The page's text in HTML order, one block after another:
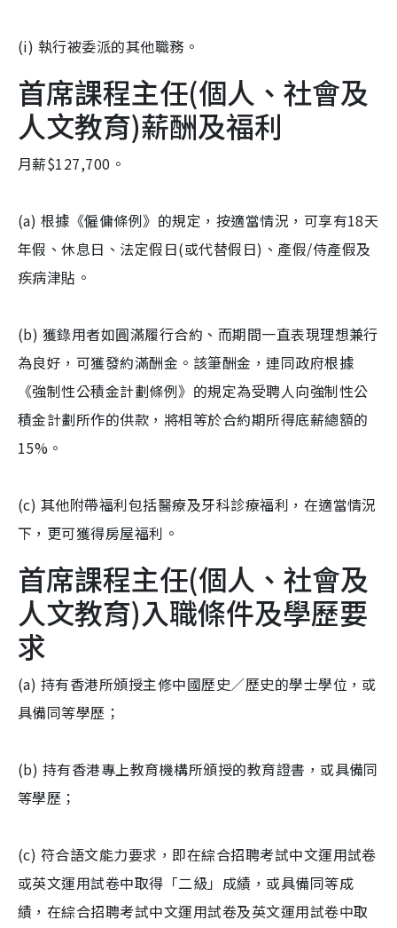
(i) 執行被委派的其他職務。
首席課程主任(個人、社會及
人文教育)薪酬及福利
月薪$127,700。
(a) 根據《僱傭條例》的規定，按適當情況，可享有18天
年假、休息日、法定假日(或代替假日)、產假/侍產假及
疾病津貼。
(b) 獲錄用者如圓滿履行合約、而期間一直表現理想兼行
為良好，可獲發約滿酬金。該筆酬金，連同政府根據
《強制性公積金計劃條例》的規定為受聘人向強制性公
積金計劃所作的供款，將相等於合約期所得底薪總額的
15%。
(c) 其他附帶福利包括醫療及牙科診療福利，在適當情況
下，更可獲得房屋福利。
首席課程主任(個人、社會及
人文教育)入職條件及學歷要
求
(a) 持有香港所頒授主修中國歷史／歷史的學士學位，或
具備同等學歷；
(b) 持有香港專上教育機構所頒授的教育證書，或具備同
等學歷；
(c) 符合語文能力要求，即在綜合招聘考試中文運用試卷
或英文運用試卷中取得「二級」成績，或具備同等成
績，在綜合招聘考試中文運用試卷及英文運用試卷中取